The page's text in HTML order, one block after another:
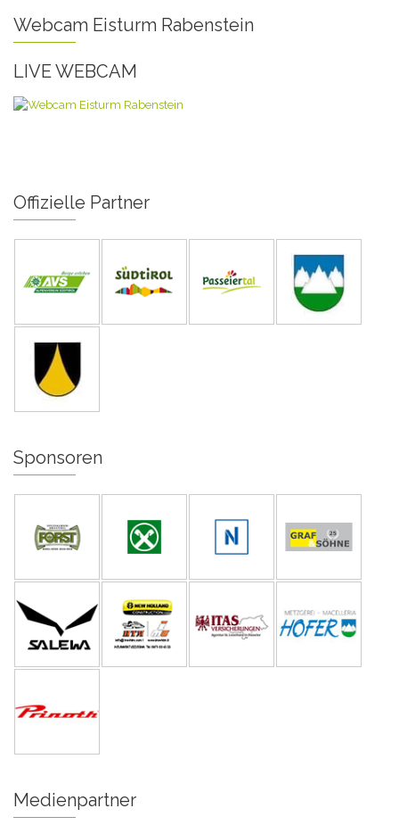
Webcam Eisturm Rabenstein
LIVE WEBCAM
Offizielle Partner
Sponsoren
Medienpartner